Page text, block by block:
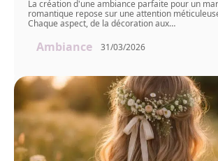
La création d'une ambiance parfaite pour un
romantique repose sur une attention
Chaque aspect, de la décoration aux…
Ambiance 31/03/2026